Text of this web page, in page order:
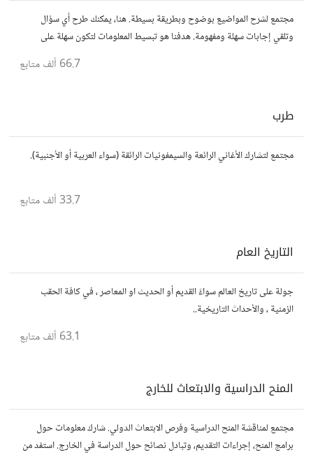
مجتمع لشرح المواضيع بوضوح وبطريقة بسيطة. هنا، يمكنك طرح أي سؤال
وتلقي إجابات سهلة ومفهومة. هدفنا هو تبسيط المعلومات لتكون سهلة على
66.7 ألف متابع
طرب
مجتمع لتشارك الأغاني الرائعة والسيمفونيات الرائقة (سواء العربية أو الأجنبية).
33.7 ألف متابع
التاريخ العام
جولة على تاريخ العالم سواءً القديم أو الحديث او المعاصر ، في كافة الحقب
الزمنية ، والأحداث التاريخية..
63.1 ألف متابع
المنح الدراسية والابتعاث للخارج
مجتمع لمناقشة المنح الدراسية وفرص الابتعاث الدولي. شارك معلومات حول
برامج المنح، إجراءات التقديم، وتبادل نصائح حول الدراسة في الخارج. استفد من